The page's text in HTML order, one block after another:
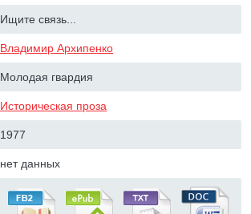
Ищите связь...
Владимир Архипенко
Молодая гвардия
Историческая проза
1977
нет данных